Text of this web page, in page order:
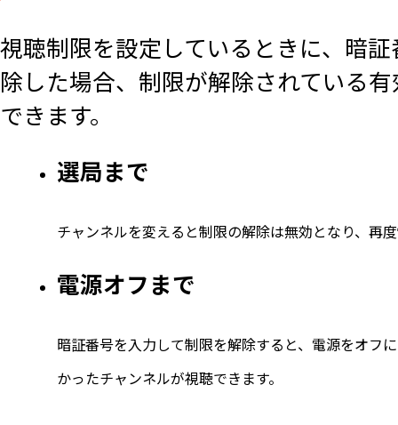
視聴制限を設定しているときに、暗
除した場合、制限が解除されている
できます。
選局まで
チャンネルを変えると制限の解除は無効となり、再
電源オフまで
暗証番号を入力して制限を解除すると、電源をオフ
かったチャンネルが視聴できます。